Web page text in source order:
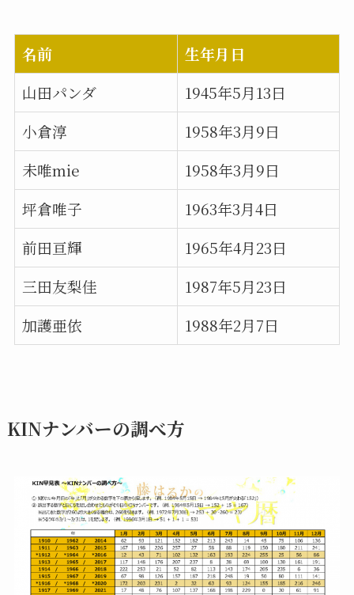
名前
生年月日
山田パンダ
1945年5月13日
小倉淳
1958年3月9日
未唯mie
1958年3月9日
坪倉唯子
1963年3月4日
前田亘輝
1965年4月23日
三田友梨佳
1987年5月23日
加護亜依
1988年2月7日
KINナンバーの調べ方